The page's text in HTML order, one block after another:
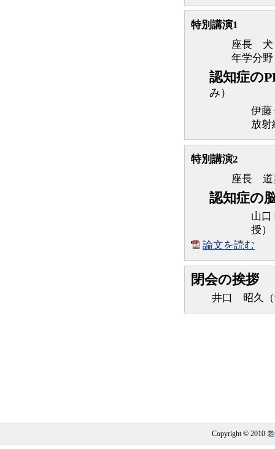
特別講演1
座長 犬
年学分
認知症の
み）
伊藤
放
特別講演2
座長 道
認知症の
山
授）
論文を読む
閉会の挨拶
井口 昭久（愛
Copyright © 2010